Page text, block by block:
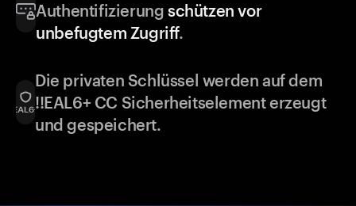
Authentifizierung schützen vor
unbefugtem Zugriff.
Die privaten Schlüssel werden auf dem
!!EAL6+ CC Sicherheitselement erzeugt
und gespeichert.